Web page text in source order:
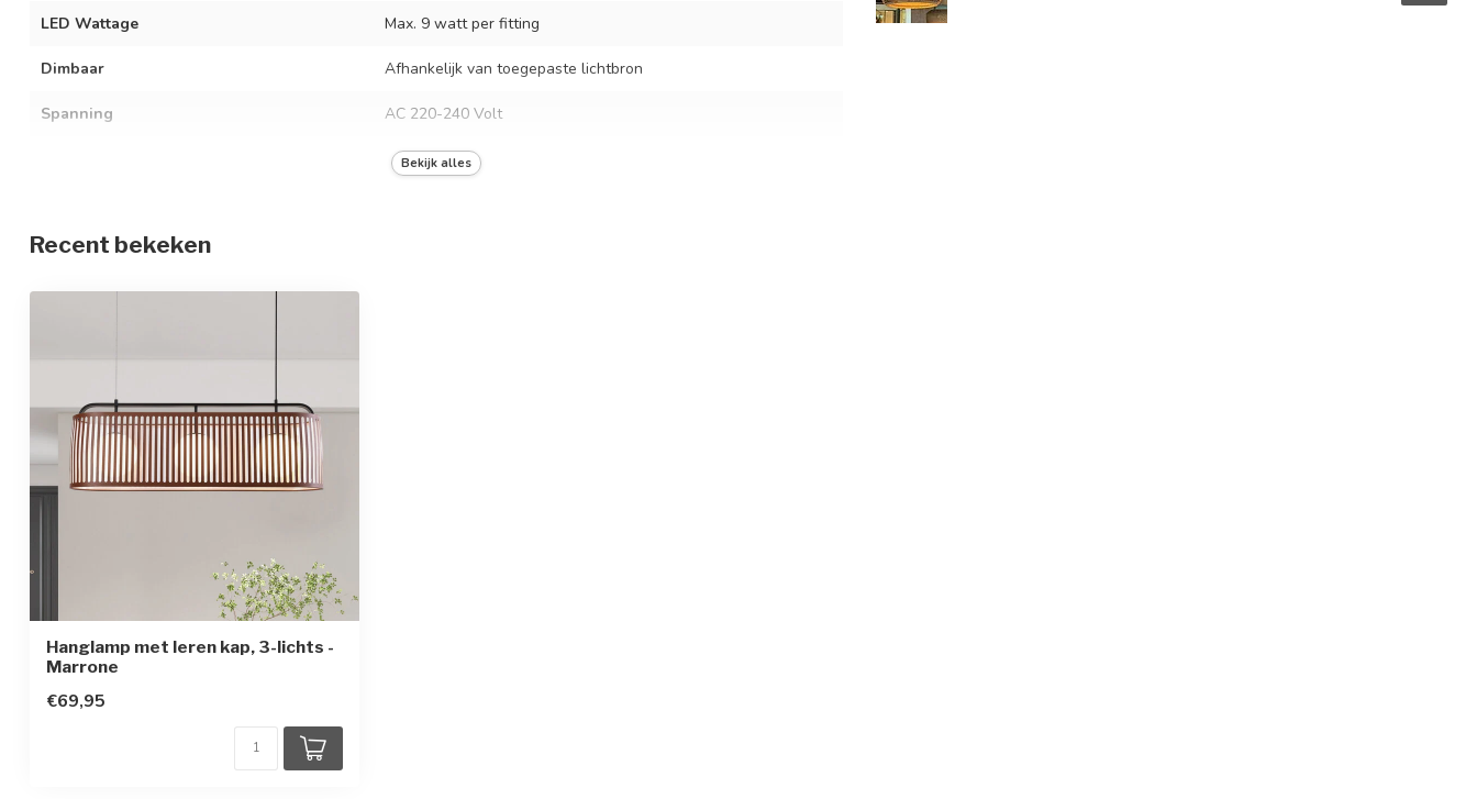
LED Wattage Max. 9 watt per fitting
Dimbaar Afhankelijk van toegepaste lichtbron
Spanning AC 220-240 Volt
50/60 Hz
Materiaal
Afmetingen
Beschermingsklasse
Sensor
Bekijk alles
Recent bekeken
Hanglamp met leren kap, 3-lichts -
Marrone
€69,95